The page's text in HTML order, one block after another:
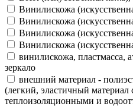
Винилискожа
Винилискожа
Винилискожа
Винилискожа
винилискожа, пластмасса,
зеркало
внешний материал -
(легкий, эластичный
теплоизоляционными и